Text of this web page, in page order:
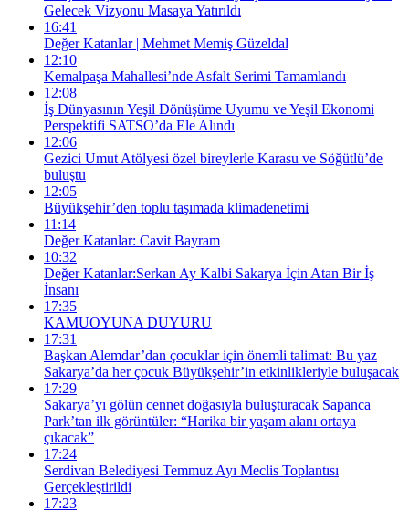
Gelecek Vizyonu Masaya Yatırıldı
16:41
Değer Katanlar | Mehmet Memiş Güzeldal
12:10
Kemalpaşa Mahallesi’nde Asfalt Serimi Tamamlandı
12:08
İş Dünyasının Yeşil Dönüşüme Uyumu ve Yeşil Ekonomi
Perspektifi SATSO’da Ele Alındı
12:06
Gezici Umut Atölyesi özel bireylerle Karasu ve Söğütlü’de
buluştu
12:05
Büyükşehir’den toplu taşımada klimadenetimi
11:14
Değer Katanlar: Cavit Bayram
10:32
Değer Katanlar:Serkan Ay Kalbi Sakarya İçin Atan Bir İş
İnsanı
17:35
KAMUOYUNA DUYURU
17:31
Başkan Alemdar’dan çocuklar için önemli talimat: Bu yaz
Sakarya’da her çocuk Büyükşehir’in etkinlikleriyle buluşacak
17:29
Sakarya’yı gölün cennet doğasıyla buluşturacak Sapanca
Park’tan ilk görüntüler: “Harika bir yaşam alanı ortaya
çıkacak”
17:24
Serdivan Belediyesi Temmuz Ayı Meclis Toplantısı
Gerçekleştirildi
17:23